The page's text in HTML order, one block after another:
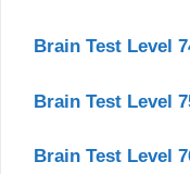
Brain Test Level
Brain Test Level
Brain Test Level